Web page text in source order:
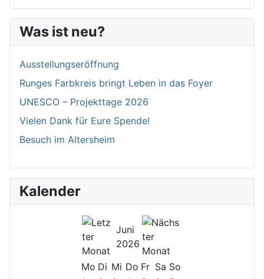
Was ist neu?
Ausstellungseröffnung
Runges Farbkreis bringt Leben in das Foyer
UNESCO – Projekttage 2026
Vielen Dank für Eure Spende!
Besuch im Altersheim
Kalender
Juni
2026
Mo Di Mi Do Fr Sa So